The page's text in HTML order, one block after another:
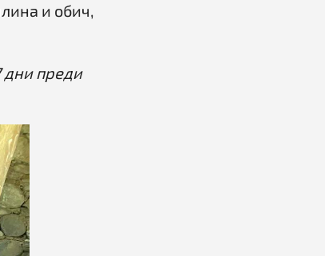
и обич,
дни преди